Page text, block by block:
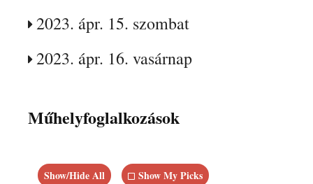
2023. ápr. 15. szombat
2023. ápr. 16. vasárnap
Műhelyfoglalkozások
Show/Hide All Show My Picks